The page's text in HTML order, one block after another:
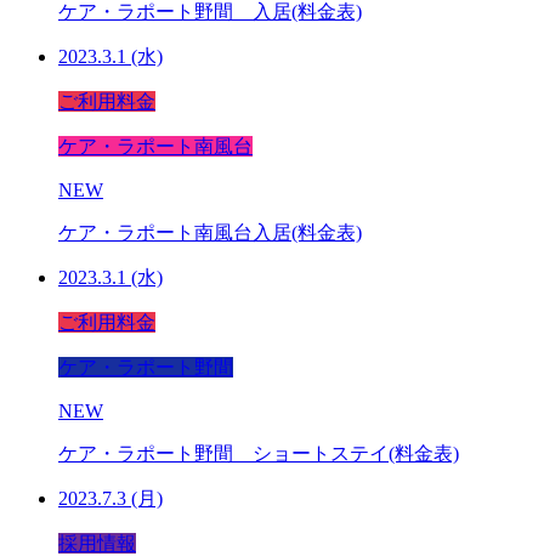
ケア・ラポート野間 入居(料金表)
2023.3.1 (水)
ご利用料金
ケア・ラポート南風台
NEW
ケア・ラポート南風台入居(料金表)
2023.3.1 (水)
ご利用料金
ケア・ラポート野間
NEW
ケア・ラポート野間 ショートステイ(料金表)
2023.7.3 (月)
採用情報